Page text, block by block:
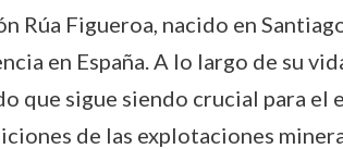
Rúa Figueroa, nacido en
en España. A lo largo de su
que sigue siendo crucial para
de las explotaciones